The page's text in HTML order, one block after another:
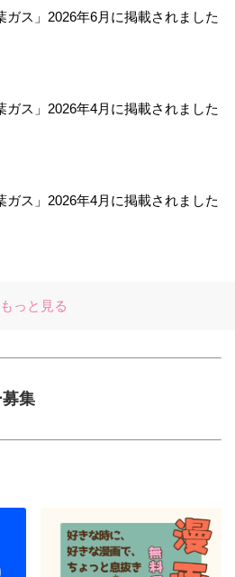
ガス」2026年6月に掲載されました
ガス」2026年4月に掲載されました
ガス」2026年4月に掲載されました
もっと見る
集